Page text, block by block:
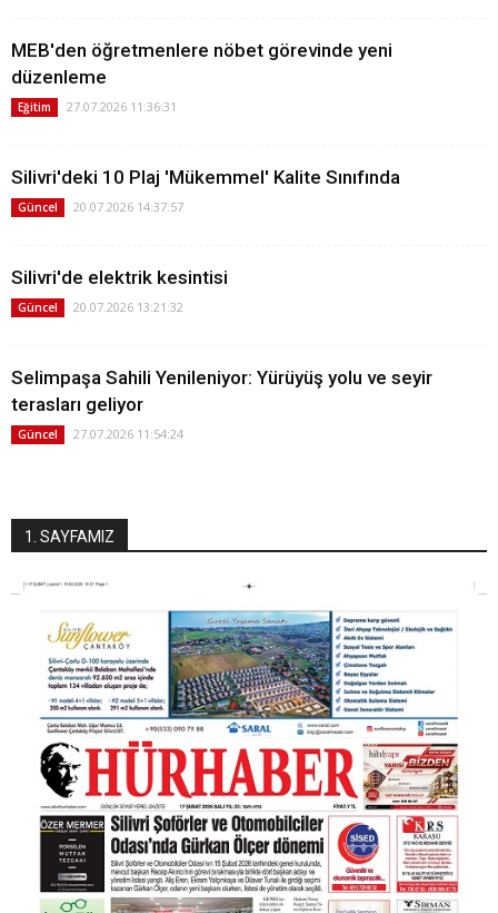
MEB'den öğretmenlere nöbet görevinde yeni
düzenleme
Eğitim 27.07.2026 11:36:31
Silivri'deki 10 Plaj 'Mükemmel' Kalite Sınıfında
Güncel 20.07.2026 14:37:57
Silivri'de elektrik kesintisi
Güncel 20.07.2026 13:21:32
Selimpaşa Sahili Yenileniyor: Yürüyüş yolu ve seyir
terasları geliyor
Güncel 27.07.2026 11:54:24
1. SAYFAMIZ